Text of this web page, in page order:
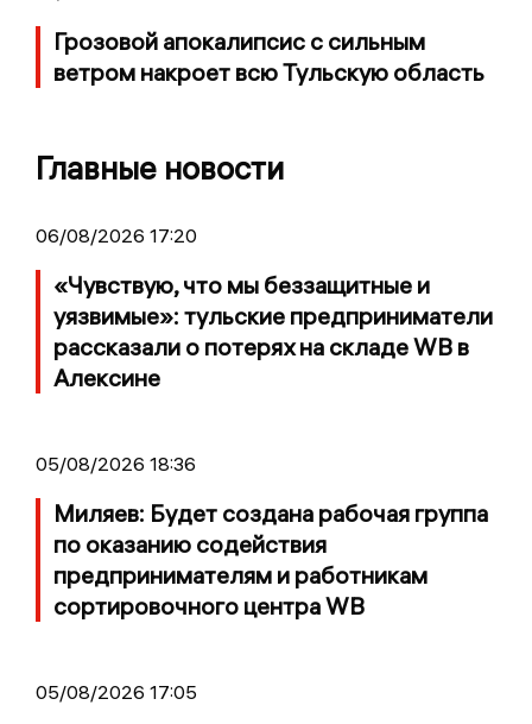
Грозовой апокалипсис с сильным
ветром накроет всю Тульскую область
Главные новости
06/08/2026 17:20
«Чувствую, что мы беззащитные и
уязвимые»: тульские предприниматели
рассказали о потерях на складе WB в
Алексине
05/08/2026 18:36
Миляев: Будет создана рабочая группа
по оказанию содействия
предпринимателям и работникам
сортировочного центра WB
05/08/2026 17:05